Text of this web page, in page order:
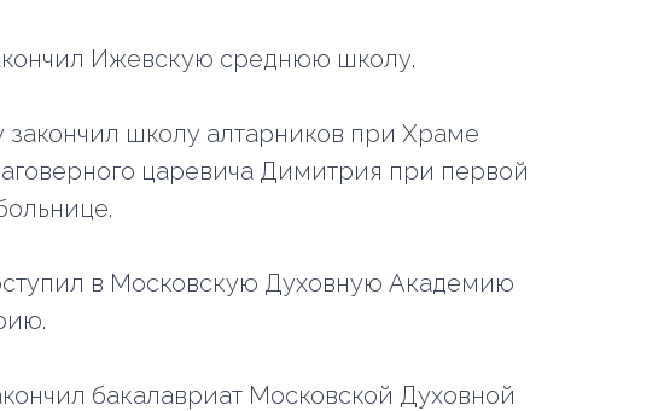
Ижевскую среднюю школу.
закончил школу алтарников при Храме
царевича Димитрия при первой
в Московскую Духовную Академию
бакалавриат Московской Духовной